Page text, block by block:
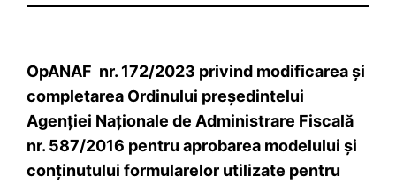
OpANAF nr. 172/2023 privind modificarea şi
completarea Ordinului preşedintelui
Agenţiei Naţionale de Administrare Fiscală
nr. 587/2016 pentru aprobarea modelului şi
conţinutului formularelor utilizate pentru